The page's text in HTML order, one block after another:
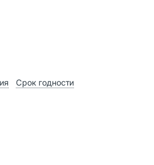
Срок годности